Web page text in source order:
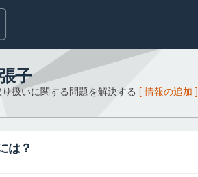
子
扱いに関する問題を解決する [ 情報の追加 ]
は？